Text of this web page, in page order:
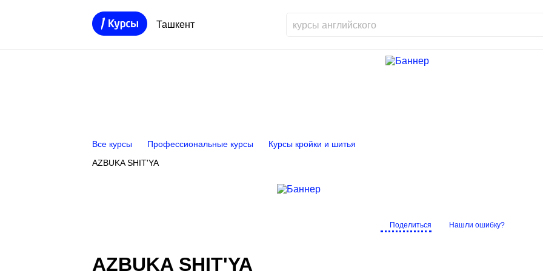
Ташкент
Все курсы Профессиональные курсы
Курсы кройки и шитья
AZBUKA SHIT'YA
Поделиться Нашли ошибку?
AZBUKA SHIT'YA